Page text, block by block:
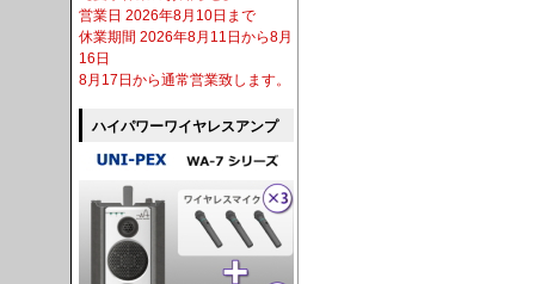
営業日 2026年8月10日まで
休業期間 2026年8月11日から8月
16日
8月17日から通常営業致します。
ハイパワーワイヤレスアンプ